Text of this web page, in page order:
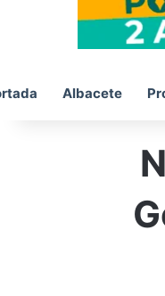
Albacete